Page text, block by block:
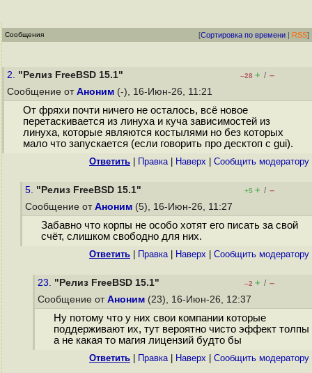
Сообщения [Сортировка по времени | RSS]
2. "Релиз FreeBSD 15.1" –28 + / –
Сообщение от Аноним (-), 16-Июн-26, 11:21
От фряхи почти ничего не осталось, всё новое
перетаскивается из линуха и куча зависимостей из
линуха, которые являются костылями но без которых
мало что запускается (если говорить про десктоп с gui).
Ответить Правка| Наверх Cообщить модератору
5. "Релиз FreeBSD 15.1" +5 + / –
Сообщение от Аноним (5), 16-Июн-26, 11:27
Забавно что корпы не особо хотят его писать за свой
счёт, слишком свободно для них.
Ответить Правка| Наверх Cообщить модератору
23. "Релиз FreeBSD 15.1" –2 + / –
Сообщение от Аноним (23), 16-Июн-26, 12:37
Ну потому что у них свои компании которые
поддерживают их, тут вероятно чисто эффект толпы
а не какая то магия лицензий будто бы
Ответить Правка| Наверх Cообщить модератору